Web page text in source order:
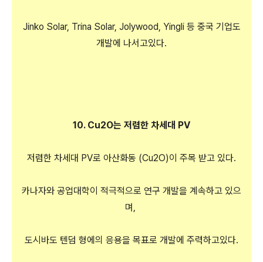
Jinko Solar, Trina Solar, Jolywood, Yingli 등 중국 기업도
개발에 나서고있다.
10. Cu2O는 저렴한 차세대 PV
저렴한 차세대 PV로 아산화동 (Cu2O)이 주목 받고 있다.
카나자와 공업대학이 적극적으로 연구 개발을 계속하고 있으
며,
도시바도 텐덤 형에의 응용을 목표로 개발에 주력하고있다.